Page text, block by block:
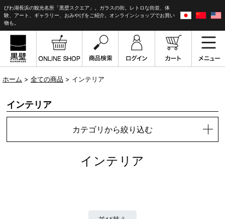
びわ湖長浜の観光名所「黒壁スクエア」。ガラスの街。レトロな街並、体
験、アート、ギャラリー、おみやげをご紹介。オンラインショップでお買い
物も。
ホーム > 全ての商品 > インテリア
インテリア
カテゴリから絞り込む
インテリア